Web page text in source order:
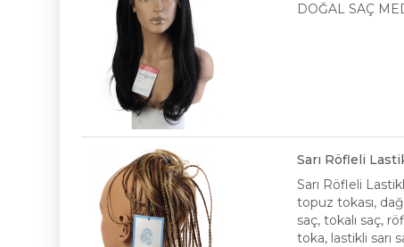
DOĞAL SAÇ
Sarı Röfleli
Sarı Röfleli
topuz tokası,
saç, tokalı saç,
toka, lastikli sarı